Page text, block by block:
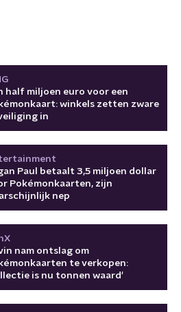
half miljoen euro voor een
winkels zetten zware
in
Paul betaalt 3,5 miljoen dollar
Pokémonkaarten, zijn
nep
nam ontslag om
te verkopen:
is nu tonnen waard'